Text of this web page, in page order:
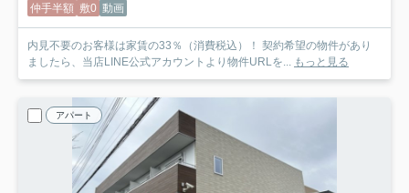
仲手半額 敷0 動画
内見不要のお客様は家賃の33％（消費税込）！ 契約希望の物件があり
ましたら、当店LINE公式アカウントより物件URLを...
もっと見る
アパート